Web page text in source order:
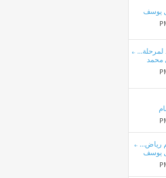
يوسف
لمرحلة...
محمد
رياض...
يوسف